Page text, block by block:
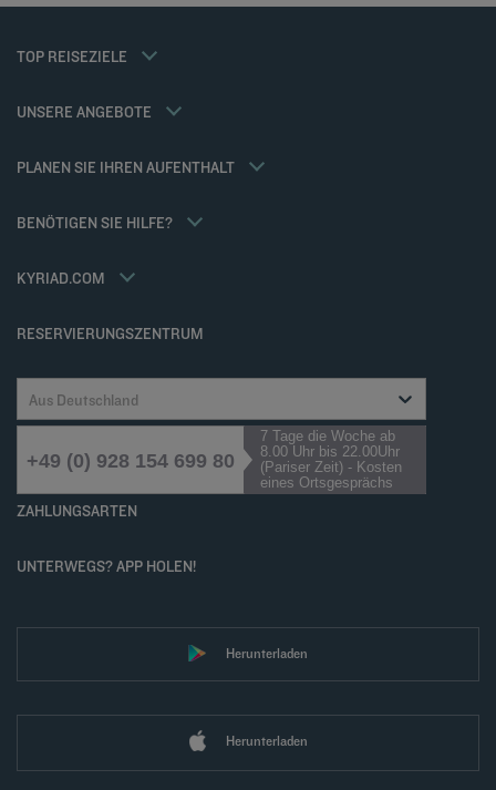
TOP REISEZIELE
UNSERE ANGEBOTE
Mitgliedsrate
PLANEN SIE IHREN AUFENTHALT
BENÖTIGEN SIE HILFE?
KYRIAD.COM
Impressum
Richtlinie zur Verwendung von Cookies
Allgemeinen Geschäftsbedingungen
Karriere
Accessibility statement
RESERVIERUNGSZENTRUM
Aus Deutschland
+49 (0) 928 154 699 80
7 Tage die Woche ab
8.00 Uhr bis 22.00Uhr
(Pariser Zeit) - Kosten
eines Ortsgesprächs
ZAHLUNGSARTEN
UNTERWEGS? APP HOLEN!
Herunterladen
Herunterladen